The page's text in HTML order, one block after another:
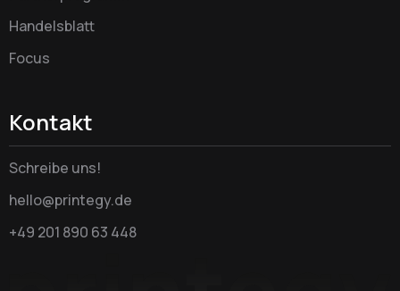
Handelsblatt
Focus
Kontakt
Schreibe uns!
hello@printegy.de
+49 201 890 63 448